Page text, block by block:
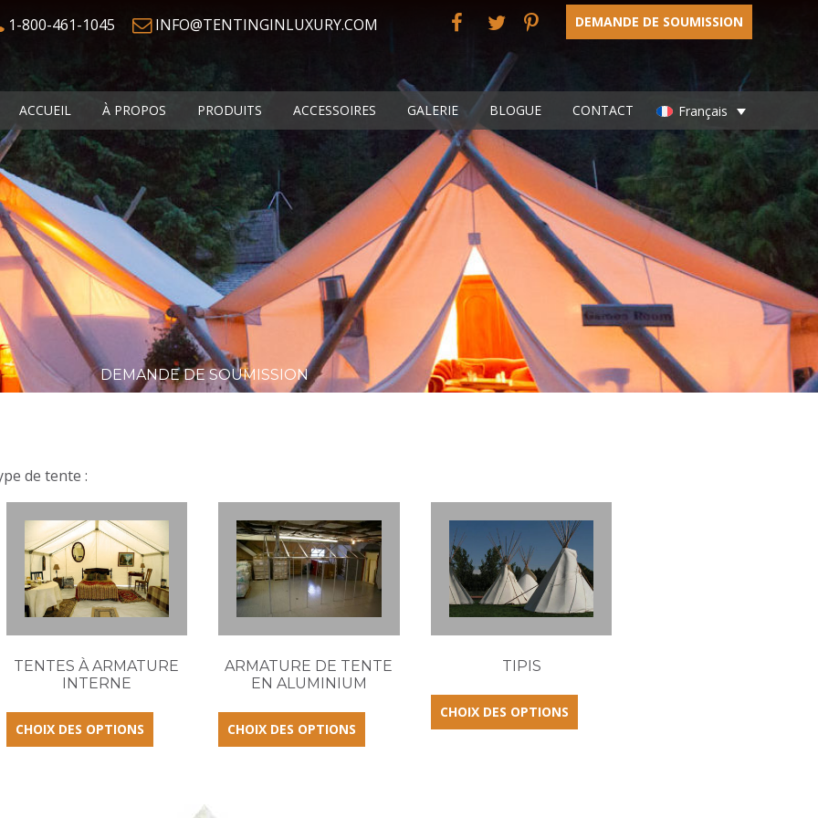
ACCUEIL À PROPOS PRODUITS ACCESSOIRES GALERIE BLOGUE CONTACT Français
DEMANDE DE SOUMISSION
Pinterest
1-800-461-1045 INFO@TENTINGINLUXURY.COM
DEMANDE DE SOUMISSION
de tente :
TENTES À ARMATURE
INTERNE
CHOIX DES OPTIONS
ARMATURE DE TENTE
EN ALUMINIUM
CHOIX DES OPTIONS
TIPIS
CHOIX DES OPTIONS